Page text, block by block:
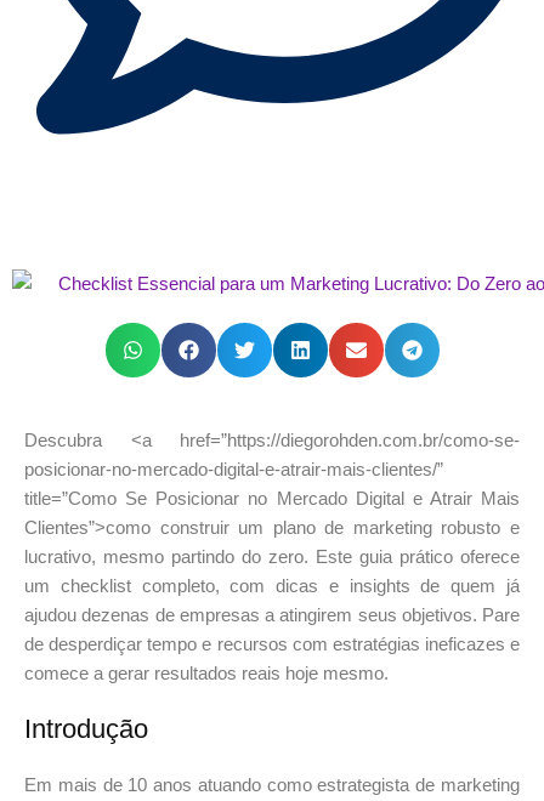
Descubra <a href=”https://diegorohden.com.br/como-se-
posicionar-no-mercado-digital-e-atrair-mais-clientes/”
title=”Como Se Posicionar no Mercado Digital e Atrair Mais
Clientes”>como construir um plano de marketing robusto e
lucrativo, mesmo partindo do zero. Este guia prático oferece
um checklist completo, com dicas e insights de quem já
ajudou dezenas de empresas a atingirem seus objetivos. Pare
de desperdiçar tempo e recursos com estratégias ineficazes e
comece a gerar resultados reais hoje mesmo.
Introdução
Em mais de 10 anos atuando como estrategista de marketing